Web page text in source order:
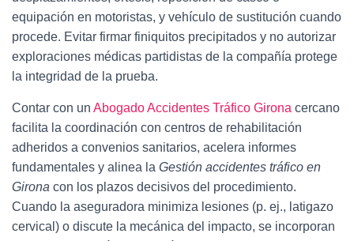
equipación en motoristas, y vehículo de sustitución cuando
procede. Evitar firmar finiquitos precipitados y no autorizar
exploraciones médicas partidistas de la compañía protege
la integridad de la prueba.
Contar con un Abogado Accidentes Tráfico Girona cercano
facilita la coordinación con centros de rehabilitación
adheridos a convenios sanitarios, acelera informes
fundamentales y alinea la Gestión accidentes tráfico en
Girona con los plazos decisivos del procedimiento.
Cuando la aseguradora minimiza lesiones (p. ej., latigazo
cervical) o discute la mecánica del impacto, se incorporan